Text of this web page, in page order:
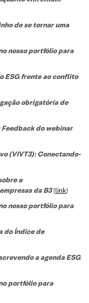
de se tornar uma
nosso portfólio para
ESG frente ao conflito
obrigatória de
Feedback do webinar
(VIVT3): Conectando-
a
da B3(link)
nosso portfólio para
do Índice de
a agenda ESG
portfólio para